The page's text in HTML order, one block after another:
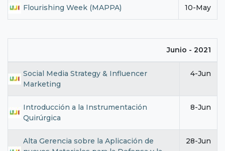
Flourishing Week (MAPPA) 10-May
Junio - 2021
Social Media Strategy & Influencer
Marketing
4-Jun
Introducción a la Instrumentación
Quirúrgica
8-Jun
Alta Gerencia sobre la Aplicación de
28-Jun